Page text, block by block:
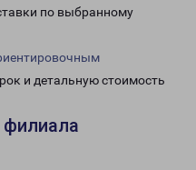
по выбранному
и детальную стоимость